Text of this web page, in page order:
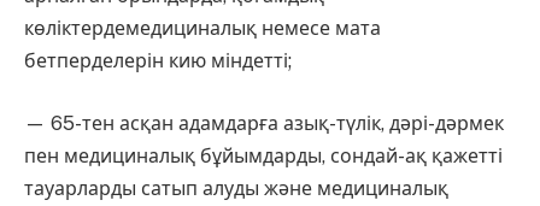
көліктердемедициналық немесе мата
бетперделерін кию міндетті;
— 65-тен асқан адамдарға азық-түлік, дәрі-дәрмек
пен медициналық бұйымдарды, сондай-ақ қажетті
тауарларды сатып алуды және медициналық